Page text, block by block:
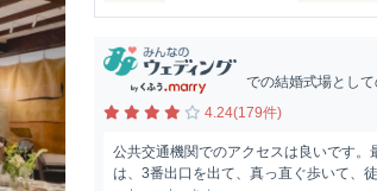
での結婚式場として
4.24(179件)
公共交通機関でのアクセスは良いです。
は、3番出口を出て、真っ直ぐ歩いて、